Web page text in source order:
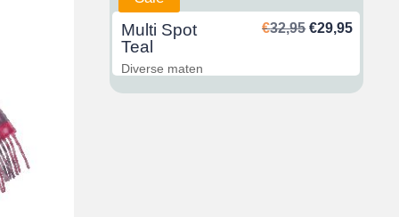
Multi Spot
Teal
€32,95
€32,95
€29,95
€29,95.
Diverse maten